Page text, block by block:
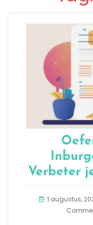
Verbeter
1 augustus,